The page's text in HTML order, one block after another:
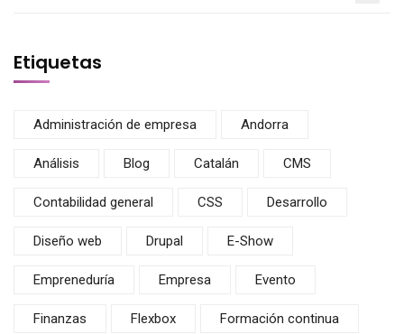
Etiquetas
Administración de empresa Andorra
Análisis Blog Catalán CMS
Contabilidad general CSS Desarrollo
Diseño web Drupal E-Show
Empreneduría Empresa Evento
Finanzas Flexbox Formación continua